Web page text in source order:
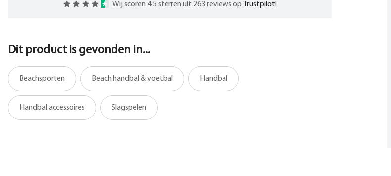
Wij scoren 4.5 sterren uit 263 reviews op Trustpilot!
Dit product is gevonden in...
Beachsporten Beach handbal & voetbal Handbal
Handbal accessoires Slagspelen